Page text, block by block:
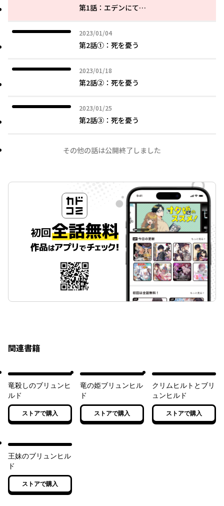
第1話：エデンにて…
2023/01/04
2023年01月04日
第2話①：死を憂う
2023/01/18
2023年01月18日
第2話②：死を憂う
2023/01/25
2023年01月25日
第2話③：死を憂う
その他の話は公開終了しました
関連書籍
竜殺しのブリュンヒ
ルド
ストアで購入
竜の姫ブリュンヒル
ド
ストアで購入
クリムヒルトとブリ
ュンヒルド
ストアで購入
王妹のブリュンヒル
ド
ストアで購入